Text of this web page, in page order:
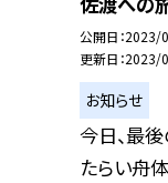
公開日 2023/
更新日 2023/
お知らせ
今日、最
たらい舟